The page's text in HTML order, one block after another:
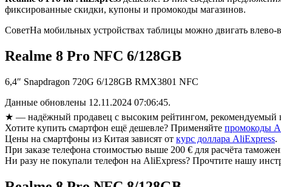
фиксированные скидки, купоны и промокоды магазинов.
СоветНа мобильных устройствах таблицы можно двигать влево-
Realme 8 Pro NFC 6/128GB
6,4″ Snapdragon 720G 6/128GB RMX3801 NFC
Данные обновлены 12.11.2024 07:06:45.
★ — надёжный продавец с высоким рейтингом, рекомендуемый
Хотите купить смартфон ещё дешевле? Применяйте промокоды
Цены на смартфоны из Китая зависят от курс доллара AliExpress.
При заказе телефона стоимостью выше 200 € для расчёта
Ни разу не покупали телефон на AliExpress? Прочтите нашу